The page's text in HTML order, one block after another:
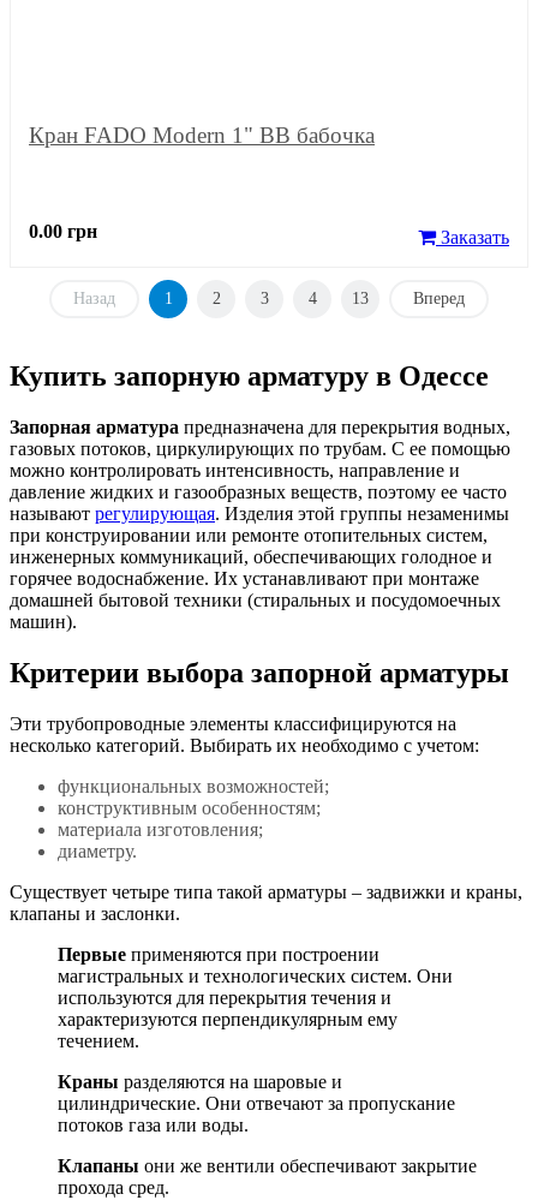
Кран FADO Modern 1" ВВ бабочка
0.00 грн Заказать
Назад 1 2 3 4 13 Вперед
Купить запорную арматуру в Одессе
Запорная арматура предназначена для перекрытия водных,
газовых потоков, циркулирующих по трубам. С ее помощью
можно контролировать интенсивность, направление и
давление жидких и газообразных веществ, поэтому ее часто
называют регулирующая. Изделия этой группы незаменимы
при конструировании или ремонте отопительных систем,
инженерных коммуникаций, обеспечивающих голодное и
горячее водоснабжение. Их устанавливают при монтаже
домашней бытовой техники (стиральных и посудомоечных
машин).
Критерии выбора запорной арматуры
Эти трубопроводные элементы классифицируются на
несколько категорий. Выбирать их необходимо с учетом:
функциональных возможностей;
конструктивным особенностям;
материала изготовления;
диаметру.
Существует четыре типа такой арматуры – задвижки и краны,
клапаны и заслонки.
Первые применяются при построении
магистральных и технологических систем. Они
используются для перекрытия течения и
характеризуются перпендикулярным ему
течением.
Краны разделяются на шаровые и
цилиндрические. Они отвечают за пропускание
потоков газа или воды.
Клапаны они же вентили обеспечивают закрытие
прохода сред.